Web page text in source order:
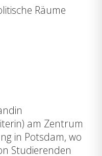
Räume
am Zentrum
in Potsdam, wo
Studierenden